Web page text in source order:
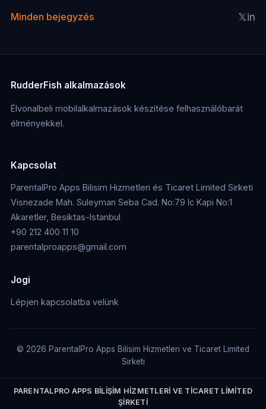
Minden bejegyzés 𝕏in
RudderFish alkalmazások
Élvonalbeli mobilalkalmazások készítése felhasználóbarát
élményekkel.
Kapcsolat
ParentalPro Apps Bilisim Hizmetleri és Ticaret Limited Sirketi
Visnezade Mah. Suleyman Seba Cad. No:79 Ic Kapi No:1
Akaretler, Besiktas-Istanbul
+90 212 400 11 10
parentalproapps@gmail.com
Jogi
Lépjen kapcsolatba velünk
© 2026 ParentalPro Apps Bilisim Hizmetleri ve Ticaret Limited
Sirketi
PARENTALPRO APPS BİLİŞİM HİZMETLERİ VE TİCARET LİMİTED
ŞİRKETİ